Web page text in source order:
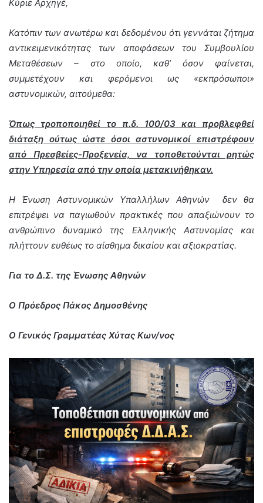
Κύριε Αρχηγέ,
Κατόπιν των ανωτέρω και δεδομένου ότι γεννάται ζήτημα
αντικειμενικότητας των αποφάσεων του Συμβουλίου
Μεταθέσεων – στο οποίο, καθ’ όσον φαίνεται,
συμμετέχουν και φερόμενοι ως «εκπρόσωποι»
αστυνομικών, αιτούμεθα:
Όπως τροποποιηθεί το π.δ. 100/03 και προβλεφθεί
διάταξη ούτως ώστε όσοι αστυνομικοί επιστρέφουν
από Πρεσβείες-Προξενεία, να τοποθετούνται ρητώς
στην Υπηρεσία από την οποία μετακινήθηκαν.
Η Ένωση Αστυνομικών Υπαλλήλων Αθηνών
δεν θα
επιτρέψει να παγιωθούν πρακτικές που απαξιώνουν το
ανθρώπινο δυναμικό της Ελληνικής Αστυνομίας και
πλήττουν ευθέως το αίσθημα δικαίου και αξιοκρατίας.
Για το Δ.Σ. της Ένωσης Αθηνών
Ο Πρόεδρος Πάκος Δημοσθένης
Ο Γενικός Γραμματέας Χύτας Κων/νος